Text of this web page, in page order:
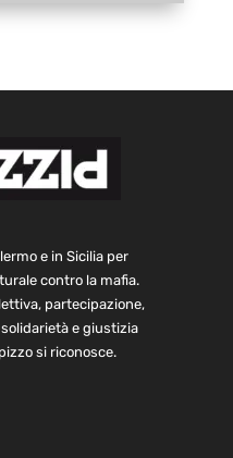
e in Sicilia per
contro la mafia.
partecipazione,
e giustizia
si riconosce.